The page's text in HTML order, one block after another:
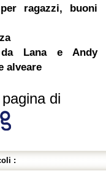
ragazzi, buoni
da Lana e Andy
alveare
di
: